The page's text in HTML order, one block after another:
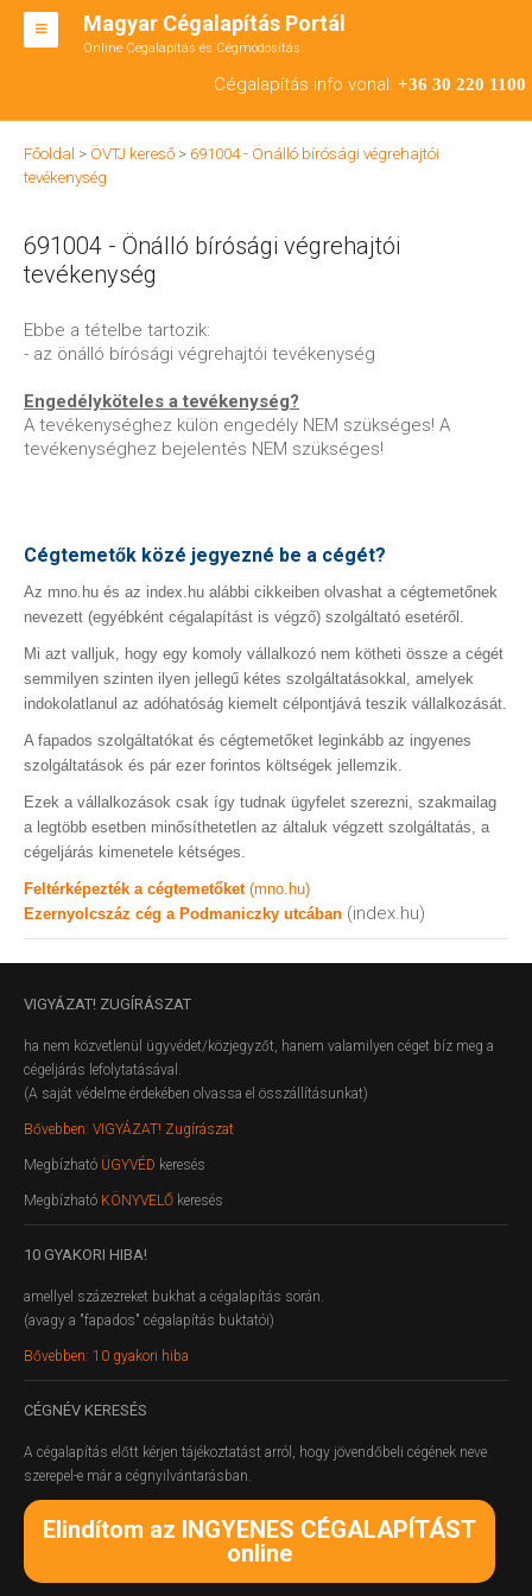
Magyar Cégalapítás Portál
Online Cégalapítás és Cégmódosítás
Cégalapítás info vonal: +36 30 220 1100
BT ALAPÍTÁS
RT ALAPÍTÁS
ÁTALAKULÁS
ENGEDÉLYKÖTELES
KAPCSOLAT
Főoldal > ÖVTJ kereső > 691004 - Önálló bírósági végrehajtói
tevékenység
691004 - Önálló bírósági végrehajtói
tevékenység
Ebbe a tételbe tartozik:
- az önálló bírósági végrehajtói tevékenység
Engedélyköteles a tevékenység?
A tevékenységhez külön engedély NEM szükséges! A
tevékenységhez bejelentés NEM szükséges!
Cégtemetők közé jegyezné be a cégét?
Az mno.hu és az index.hu alábbi cikkeiben olvashat a cégtemetőnek
nevezett (egyébként cégalapítást is végző) szolgáltató esetéről.
Mi azt valljuk, hogy egy komoly vállalkozó nem kötheti össze a cégét
semmilyen szinten ilyen jellegű kétes szolgáltatásokkal, amelyek
indokolatlanul az adóhatóság kiemelt célpontjává teszik vállalkozását.
A fapados szolgáltatókat és cégtemetőket leginkább az ingyenes
szolgáltatások és pár ezer forintos költségek jellemzik.
Ezek a vállalkozások csak így tudnak ügyfelet szerezni, szakmailag
a legtöbb esetben minősíthetetlen az általuk végzett szolgáltatás, a
cégeljárás kimenetele kétséges.
Feltérképezték a cégtemetőket (mno.hu)
Ezernyolcszáz cég a Podmaniczky utcában (index.hu)
VIGYÁZAT! ZUGÍRÁSZAT
ha nem közvetlenül ügyvédet/közjegyzőt, hanem valamilyen céget bíz meg a
cégeljárás lefolytatásával.
(A saját védelme érdekében olvassa el összállításunkat)
Bővebben: VIGYÁZAT! Zugírászat
Megbízható ÜGYVÉD keresés
Megbízható KÖNYVELŐ keresés
10 GYAKORI HIBA!
amellyel százezreket bukhat a cégalapítás során.
(avagy a "fapados" cégalapítás buktatói)
Bővebben: 10 gyakori hiba
CÉGNÉV KERESÉS
A cégalapítás előtt kérjen tájékoztatást arról, hogy jövendőbeli cégének neve
szerepel-e már a cégnyilvántarásban.
Elindítom az INGYENES CÉGALAPÍTÁST
online